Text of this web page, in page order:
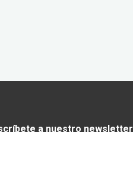
a nuestro newsletter